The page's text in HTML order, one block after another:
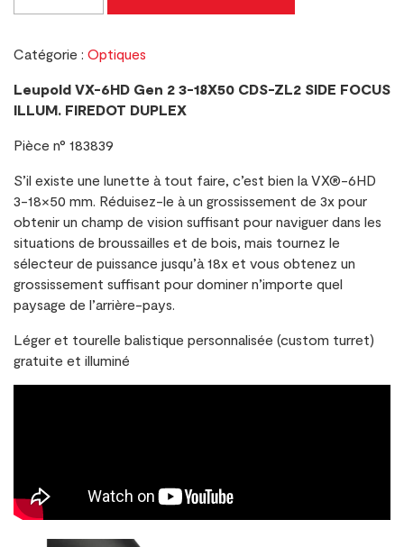
Leupold
6HD
Gen
2
18X50
ZL2
SIDE
FOCUS
ILLUM.
FIREDOT
DUPLEX
Catégorie : Optiques
Leupold VX-6HD Gen 2 3-18X50 CDS-ZL2 SIDE FOCUS
ILLUM. FIREDOT DUPLEX
Pièce n° 183839
S’il existe une lunette à tout faire, c’est bien la VX®-6HD
3-18×50 mm. Réduisez-le à un grossissement de 3x pour
obtenir un champ de vision suffisant pour naviguer dans les
situations de broussailles et de bois, mais tournez le
sélecteur de puissance jusqu’à 18x et vous obtenez un
grossissement suffisant pour dominer n’importe quel
paysage de l’arrière-pays.
Léger et tourelle balistique personnalisée (custom turret)
gratuite et illuminé